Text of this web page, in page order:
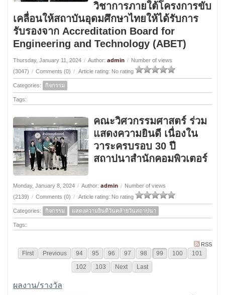
วิชาการภายใต้โครงการขับ
เคลื่อนให้สถาบันอุดมศึกษาไทยให้ได้รับการ
รับรองจาก Accreditation Board for
Engineering and Technology (ABET)
Thursday, January 11, 2024 / Author: admin / Number of views
(3047) / Comments (0) / Article rating: No rating
Categories: กิจกรรม
Tags:
คณะวิศวกรรมศาสตร์ ร่วม
แสดงความยินดี เนื่องใน
วาระครบรอบ 30 ปี
สถาปนาสำนักคอมพิวเตอร์
Monday, January 8, 2024 / Author: admin / Number of views
(2139) / Comments (0) / Article rating: No rating
Categories: กิจกรรม แสดงความยินดีวันคล้ายวันสถาปนา
Tags:
RSS
First Previous 94 95 96 97 98 99 100
101
102
103 Next Last
ผลงาน/รางวัล